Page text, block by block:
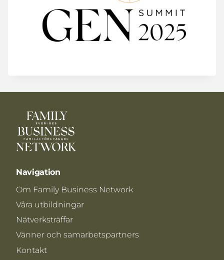
Navigation
Om Family Business Network
Våra utbildningar
Nätverksträffar
Vänner och samarbetspartners
Kontakt